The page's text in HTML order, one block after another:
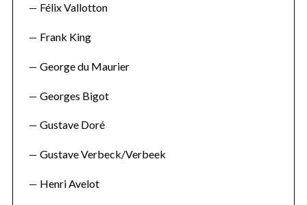
Félix Vallotton
Frank King
George du Maurier
Georges Bigot
Gustave Doré
Gustave Verbeck/Verbeek
Henri Avelot